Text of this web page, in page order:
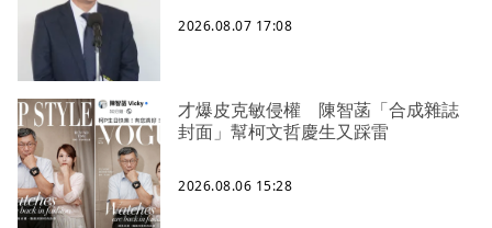
2026.08.07 17:08
才爆皮克敏侵權 陳智菡「合成雜誌
封面」幫柯文哲慶生又踩雷
2026.08.06 15:28